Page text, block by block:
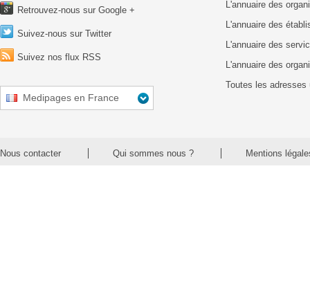
Retrouvez-nous sur Google +
Suivez-nous sur Twitter
Suivez nos flux RSS
Medipages en France
L'annuaire des
L'annuaire des
L'annuaire des
L'annuaire des
Toutes les adresses
Nous contacter Qui sommes nous ? Mentions